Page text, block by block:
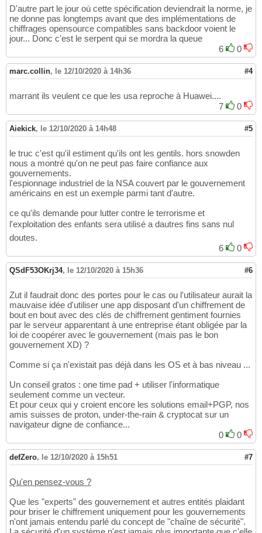
D'autre part le jour où cette spécification deviendrait la norme, je
ne donne pas longtemps avant que des implémentations de
chiffrages opensource compatibles sans backdoor voient le
jour... Donc c'est le serpent qui se mordra la queue
6
0
marc.collin, le 12/10/2020 à 14h36 #4
marrant ils veulent ce que les usa reproche à Huawei....
7
0
Aiekick, le 12/10/2020 à 14h48 #5
le truc c'est qu'il estiment qu'ils ont les gentils. hors snowden
nous a montré qu'on ne peut pas faire confiance aux
gouvernements.
l'espionnage industriel de la NSA couvert par le gouvernement
américains en est un exemple parmi tant d'autre.
ce qu'ils demande pour lutter contre le terrorisme et
l'exploitation des enfants sera utilisé a dautres fins sans nul
doutes.
6
0
QSdF53OKrj34, le 12/10/2020 à 15h36 #6
Zut il faudrait donc des portes pour le cas ou l'utilisateur aurait la
mauvaise idée d'utiliser une app disposant d'un chiffrement de
bout en bout avec des clés de chiffrement gentiment fournies
par le serveur apparentant à une entreprise étant obligée par la
loi de coopérer avec le gouvernement (mais pas le bon
gouvernement XD) ?
Comme si ça n'existait pas déjà dans les OS et à bas niveau ...
Un conseil gratos : one time pad + utiliser l'informatique
seulement comme un vecteur.
Et pour ceux qui y croient encore les solutions email+PGP, nos
amis suisses de proton, under-the-rain & cryptocat sur un
navigateur digne de confiance...
0
0
defZero, le 12/10/2020 à 15h51 #7
Qu'en pensez-vous ?
Que les "experts" des gouvernement et autres entités plaidant
pour briser le chiffrement uniquement pour les gouvernements
n'ont jamais entendu parlé du concept de "chaîne de sécurité".